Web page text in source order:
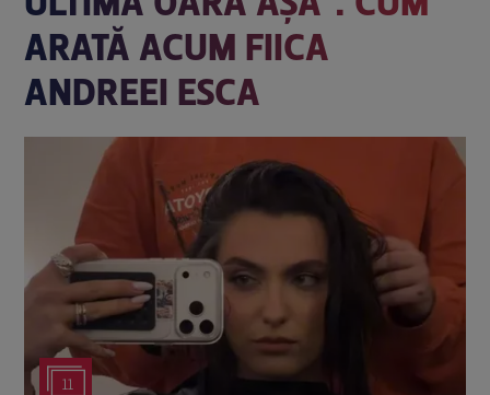
ARATĂ ACUM FIICA
ANDREEI ESCA
11